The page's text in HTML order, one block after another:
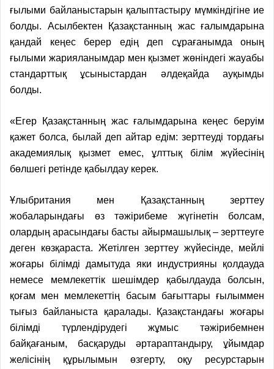
ғылыми байланыстарын қалыптастыру мүмкіндігіне ие
болды. Асылбектен Қазақстанның жас ғалымдарына
қандай кеңес берер едің деп сұрағанымда оның
ғылыми жарияланымдар мен қызмет жөніндегі жауабы
стандарттық ұсыныстардан әлдеқайда ауқымды
болды.
«Егер Қазақстанның жас ғалымдарына кеңес беруім
қажет болса, былай деп айтар едім: зерттеуді тордағы
академиялық қызмет емес, ұлттық білім жүйесінің
бөлшегі ретінде қабылдау керек.
Ұлыбритания мен Қазақстанның зерттеу
жобаларындағы өз тәжірибеме жүгінетін болсам,
олардың арасындағы басты айырмашылық – зерттеуге
деген көзқараста. Жетілген зерттеу жүйесінде, мейлі
жоғары білімді дамытуда яки индустрияны қолдауда
немесе мемлекеттік шешімдер қабылдауда болсын,
қоғам мен мемлекеттің басым бағыттары ғылыммен
тығыз байланыста қаралады. Қазақстандағы жоғары
білімді түрлендірудегі жұмыс тәжірибемнен
байқағаным, басқаруды әртараптандыру, ұйымдар
желісінің құрылымын өзгерту, оқу ресурстарын